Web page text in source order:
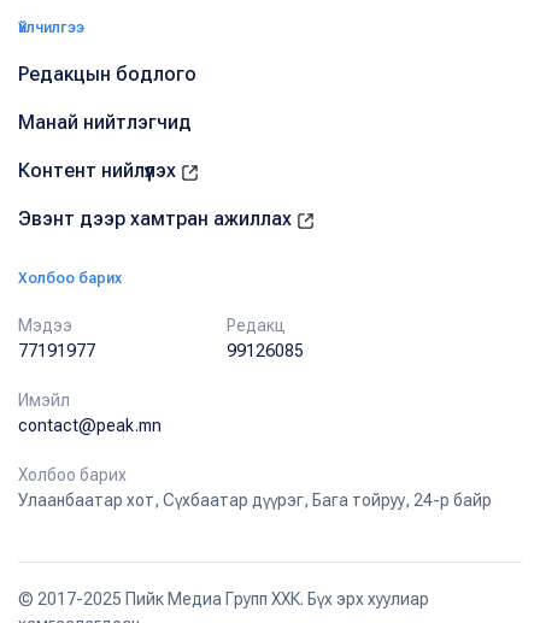
Үйлчилгээ
Редакцын бодлого
Манай нийтлэгчид
Контент нийлүүлэх
Эвэнт дээр хамтран ажиллах
Холбоо барих
Мэдээ
77191977
Редакц
99126085
Имэйл
contact@peak.mn
Холбоо барих
Улаанбаатар хот, Сүхбаатар дүүрэг, Бага тойруу, 24-р байр
© 2017-2025 Пийк Медиа Групп ХХК. Бүх эрх хуулиар